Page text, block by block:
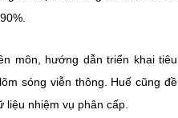
môn, hướng dẫn triển khai tiêu
sóng viễn thông. Huế cũng đề
nhiệm vụ phân cấp.